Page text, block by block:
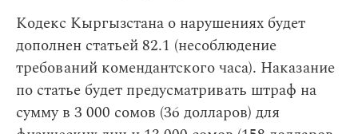
Кодекс Кыргызстана о нарушениях будет
дополнен статьей 82.1 (несоблюдение
требований комендантского часа). Наказание
по статье будет предусматривать штраф на
сумму в 3 000 сомов (36 долларов) для